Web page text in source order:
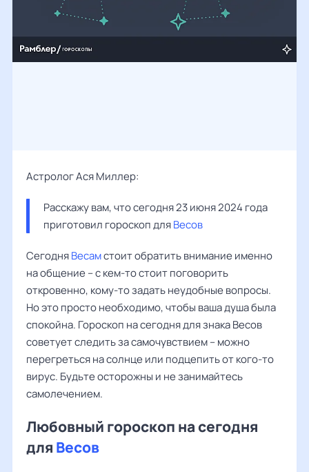
Астролог Ася Миллер:
Расскажу вам, что сегодня 23 июня 2024 года
приготовил гороскоп для Весов
СегодняВесамстоит обратить внимание именно
на общение – с кем-то стоит поговорить
откровенно, кому-то задать неудобные вопросы.
Но это просто необходимо, чтобы ваша душа была
спокойна. Гороскоп на сегодня для знака Весов
советует следить за самочувствием – можно
перегреться на солнце или подцепить от кого-то
вирус. Будьте осторожны и не занимайтесь
самолечением.
Любовный гороскоп на сегодня
для Весов